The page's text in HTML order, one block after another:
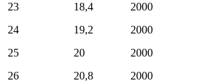
23
18,4 2000
24
19,2 2000
25
20 2000
26
20,8 2000